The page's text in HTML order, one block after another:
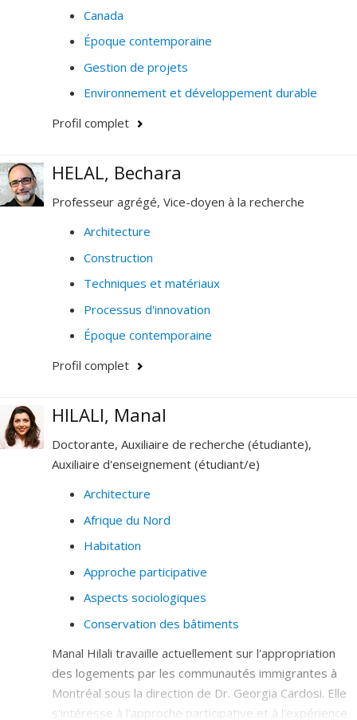
Canada
Époque contemporaine
Gestion de projets
Environnement et développement durable
Profil complet
HELAL, Bechara
Professeur agrégé, Vice-doyen à la recherche
Architecture
Construction
Techniques et matériaux
Processus d'innovation
Époque contemporaine
Profil complet
HILALI, Manal
Doctorante, Auxiliaire de recherche (étudiante),
Auxiliaire d'enseignement (étudiant/e)
Architecture
Afrique du Nord
Habitation
Approche participative
Aspects sociologiques
Conservation des bâtiments
Manal Hilali travaille actuellement sur l'appropriation
des logements par les communautés immigrantes à
Montréal sous la direction de Dr. Georgia Cardosi. Elle
s'intéresse à l'approche participative et à l'expérience